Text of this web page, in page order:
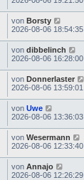
von Borsty
2026-08-06 18:54:35
von dibbelinch
2026-08-06 16:28:00
von Donnerlaster
2026-08-06 13:59:01
von Uwe
2026-08-06 13:36:03
von Wesermann
2026-08-06 12:33:40
von Annajo
2026-08-06 12:26:29